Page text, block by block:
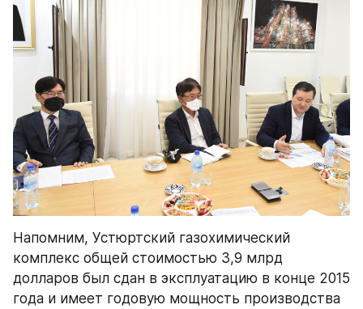
Напомним, Устюртский газохимический
комплекс общей стоимостью 3,9 млрд
долларов был сдан в эксплуатацию в конце 2015
года и имеет годовую мощность производства